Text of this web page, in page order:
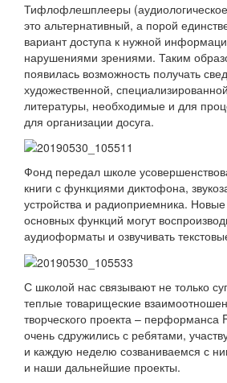
Тифлофлешплееры
это альтернативный, а порой
вариант доступа к нужной
нарушениями зрениями. Таким
появилась возможность получать
художественной,
литературы, необходимые и для
для организации досуга.
Фонд передал школе
книги с функциями диктофона,
устройства и радиоприемника.
основных функций могут
аудиоформаты и озвучивать
С школой нас связывают не только
теплые товарищеские
творческого проекта –
очень сдружились с ребятами,
и каждую неделю созваниваемся с
и наши дальнейшие проекты.